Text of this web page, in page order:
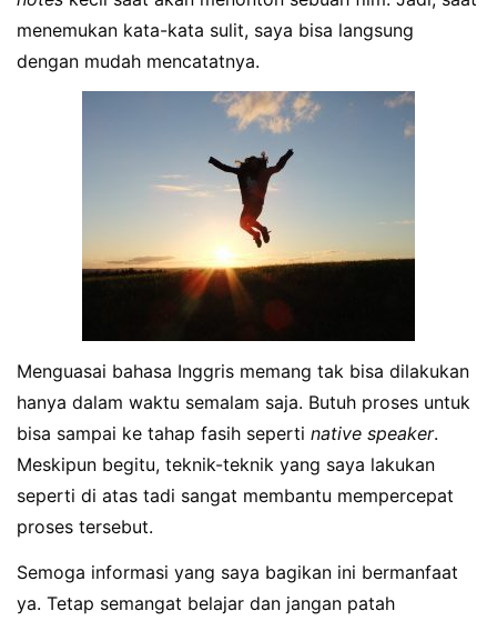
menemukan kata-kata sulit, saya bisa langsung
dengan mudah mencatatnya.
Menguasai bahasa Inggris memang tak bisa dilakukan
hanya dalam waktu semalam saja. Butuh proses untuk
bisa sampai ke tahap fasih seperti native speaker.
Meskipun begitu, teknik-teknik yang saya lakukan
seperti di atas tadi sangat membantu mempercepat
proses tersebut.
Semoga informasi yang saya bagikan ini bermanfaat
ya. Tetap semangat belajar dan jangan patah